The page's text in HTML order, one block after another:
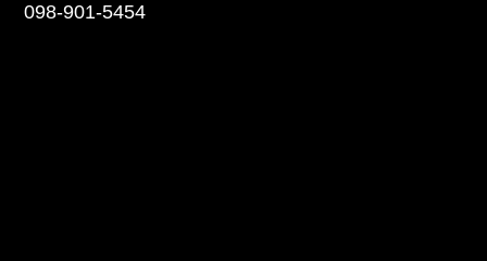
098-901-5454